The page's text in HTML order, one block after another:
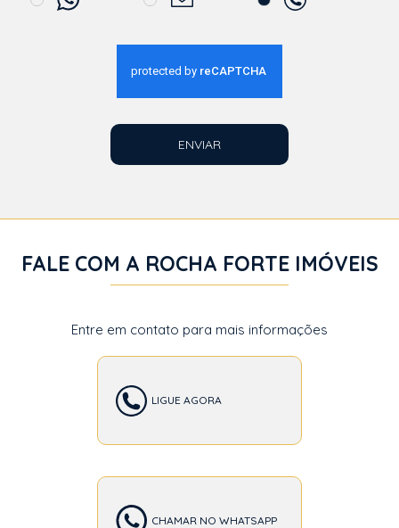
ENVIAR
FALE COM A ROCHA FORTE IMÓVEIS
Entre em contato para mais informações
LIGUE AGORA
CHAMAR NO WHATSAPP